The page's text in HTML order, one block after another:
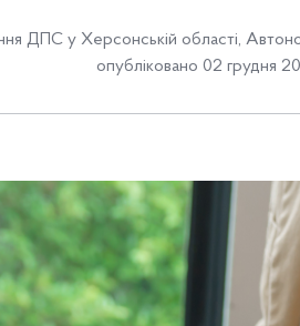
ДПС у Херсонській області,
опубліковано 02 грудня